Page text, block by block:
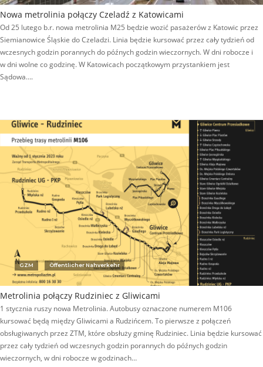
Nowa metrolinia połączy Czeladź z Katowicami
Od 25 lutego b.r. nowa metrolinia M25 będzie wozić pasażerów z Katowic przez
Siemianowice Śląskie do Czeladzi. Linia będzie kursować przez cały tydzień od
wczesnych godzin porannych do późnych godzin wieczornych. W dni robocze i
w dni wolne co godzinę. W Katowicach początkowym przystankiem jest
Sądowa….
GZM Öffentlicher Nahverkehr
Metrolinia połączy Rudziniec z Gliwicami
1 stycznia ruszy nowa Metrolinia. Autobusy oznaczone numerem M106
kursować będą między Gliwicami a Rudzińcem. To pierwsze z połączeń
obsługiwanych przez ZTM, które obsłuży gminę Rudziniec. Linia będzie kursować
przez cały tydzień od wczesnych godzin porannych do późnych godzin
wieczornych, w dni robocze w godzinach…